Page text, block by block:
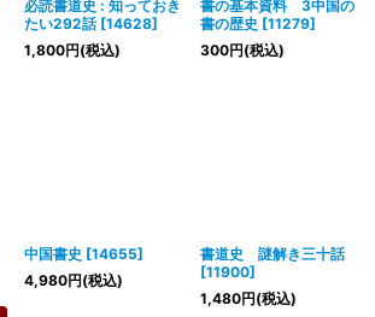
必読書道史 : 知っておき
たい292話 [14628]
1,800円(税込)
書の基本資料 3中国の
書の歴史 [11279]
300円(税込)
中国書史 [14655]
4,980円(税込)
書道史 謎解き三十話
[11900]
1,480円(税込)